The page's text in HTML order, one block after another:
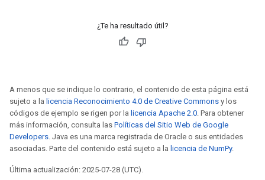
¿Te ha resultado útil?
A menos que se indique lo contrario, el contenido de esta página está
sujeto a la licencia Reconocimiento 4.0 de Creative Commons y los
códigos de ejemplo se rigen por la licencia Apache 2.0. Para obtener
más información, consulta las Políticas del Sitio Web de Google
Developers. Java es una marca registrada de Oracle o sus entidades
asociadas. Parte del contenido está sujeto a la licencia de NumPy.
Última actualización: 2025-07-28 (UTC).